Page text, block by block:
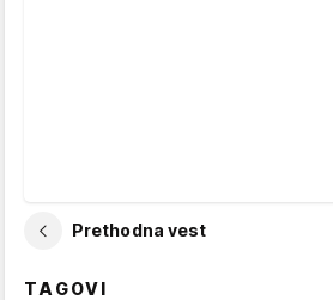
Prethodna vest
TAGOVI